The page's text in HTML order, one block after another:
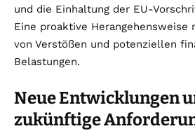
und die Einhaltung der EU-
Eine proaktive Herangehensweise
von Verstößen und potenziellen
Belastungen.
Neue Entwicklungen
zukünftige